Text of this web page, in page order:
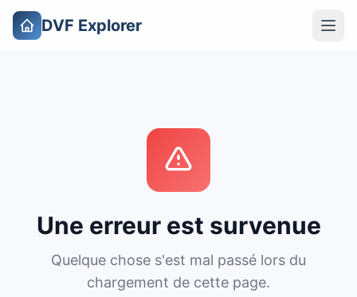
DVF Explorer
Une erreur est survenue
Quelque chose s'est mal passé lors du
chargement de cette page.